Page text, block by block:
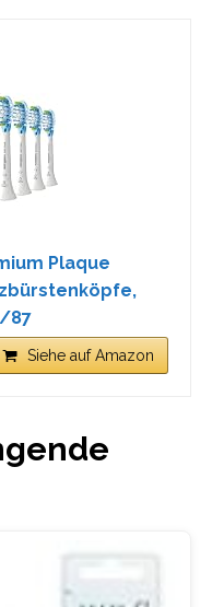
Plaque
87
Siehe auf Amazon